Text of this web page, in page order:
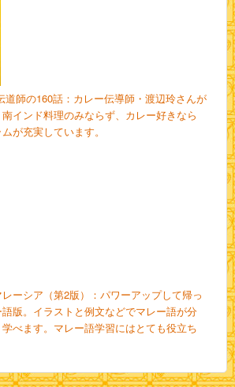
道師の160話：カレー伝導師・渡辺玲さんが
インド料理のみならず、カレー好きなら
が充実しています。
ーシア（第2版）：パワーアップして帰っ
版。イラストと例文などでマレー語が分
べます。マレー語学習にはとても役立ち